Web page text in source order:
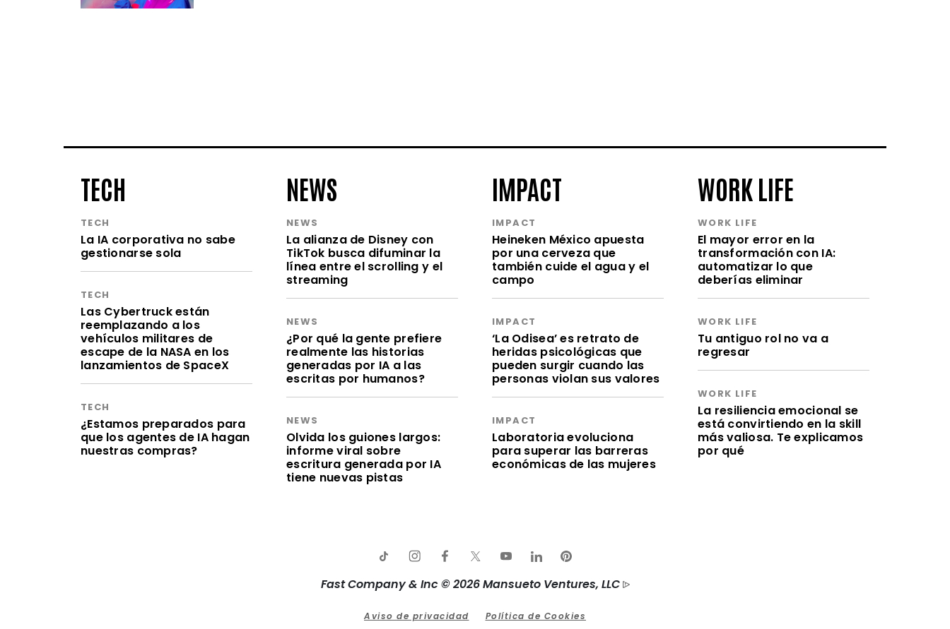
TECH
TECH
La IA corporativa no sabe
gestionarse sola
TECH
Las Cybertruck están
reemplazando a los
vehículos militares de
escape de la NASA en los
lanzamientos de SpaceX
TECH
¿Estamos preparados para
que los agentes de IA hagan
nuestras compras?
NEWS
NEWS
La alianza de Disney con
TikTok busca difuminar la
línea entre el scrolling y el
streaming
NEWS
¿Por qué la gente prefiere
realmente las historias
generadas por IA a las
escritas por humanos?
NEWS
Olvida los guiones largos:
informe viral sobre
escritura generada por IA
tiene nuevas pistas
IMPACT
IMPACT
Heineken México apuesta
por una cerveza que
también cuide el agua y el
campo
IMPACT
‘La Odisea’ es retrato de
heridas psicológicas que
pueden surgir cuando las
personas violan sus valores
IMPACT
Laboratoria evoluciona
para superar las barreras
económicas de las mujeres
WORK LIFE
WORK LIFE
El mayor error en la
transformación con IA:
automatizar lo que
deberías eliminar
WORK LIFE
Tu antiguo rol no va a
regresar
WORK LIFE
La resiliencia emocional se
está convirtiendo en la skill
más valiosa. Te explicamos
por qué
Fast Company & Inc © 2026 Mansueto Ventures, LLC
Aviso de privacidad Política de Cookies